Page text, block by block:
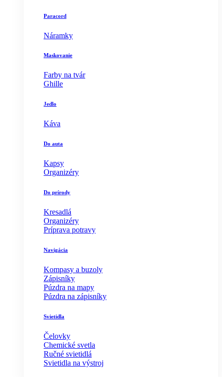
Paracord
Náramky
Maskovanie
Farby na tvár
Ghille
Jedlo
Káva
Do auta
Kapsy
Organizéry
Do prírody
Kresadlá
Organizéry
Príprava potravy
Navigácia
Kompasy a buzoly
Zápisníky
Púzdra na mapy
Púzdra na zápisníky
Svietidla
Čelovky
Chemické svetla
Ručné svietidlá
Svietidla na výstroj